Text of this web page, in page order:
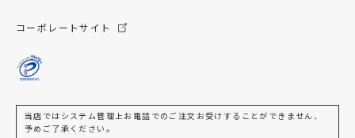
コーポレートサイト
当店ではシステム管理上お電話でのご注文お受けすることができません、
予めご了承ください。